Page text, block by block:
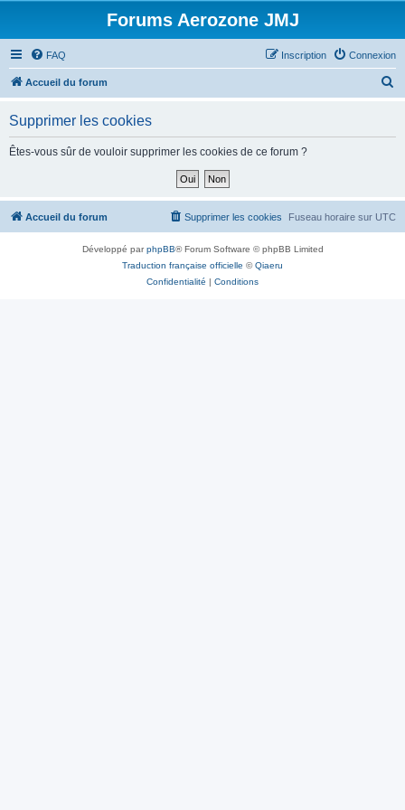
Forums Aerozone JMJ
FAQ Connexion
Inscription
Accueil du forum
h
Supprimer les cookies
Êtes-vous sûr de vouloir supprimer les cookies de ce forum ?
Accueil du forum Fuseau horaire sur UTC
Supprimer les cookies
Développé parphpBB® Forum Software © phpBB Limited
Traduction française officielle ©Qiaeru
Confidentialité | Conditions